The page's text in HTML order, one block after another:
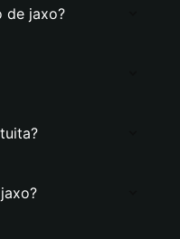
de jaxo?